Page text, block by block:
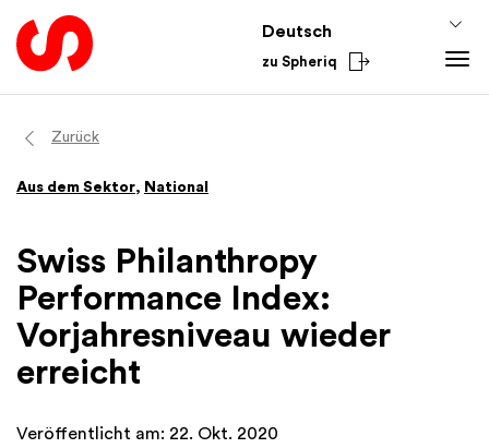
Deutsch
zu Spheriq
Verzeichnis
Recherche
Spenden-Tools
Netzwerke
Spheriq AI
Fundraising-Tipps
Finanzen
Academy
Aus dem Sektor
International
Zurück
Aus dem Sektor, National
Swiss Philanthropy
Performance Index:
Vorjahresniveau wieder
erreicht
Veröffentlicht am: 22. Okt. 2020